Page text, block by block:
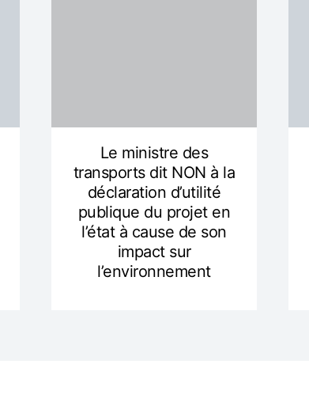
Le ministre des
transports dit NON à la
déclaration d’utilité
publique du projet en
l’état à cause de son
impact sur
l’environnement